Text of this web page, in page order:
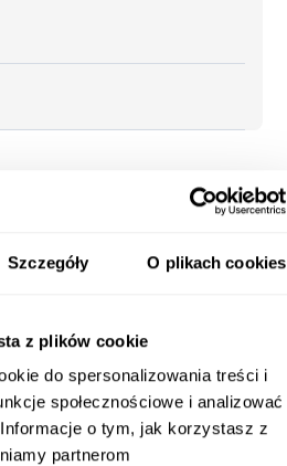
Szczegóły O plikach cookies
z plików cookie
do spersonalizowania treści i
społecznościowe i analizować
o tym, jak korzystasz z
partnerom
Do pobrania